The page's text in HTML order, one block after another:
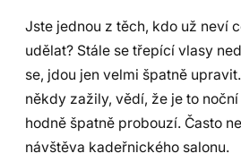
Jste jednou z těch, kdo už neví
udělat? Stále se třepící vlasy
se, jdou jen velmi špatně
někdy zažily, vědí, že je to
hodně špatně probouzí. Často
návštěva kadeřnického salonu.